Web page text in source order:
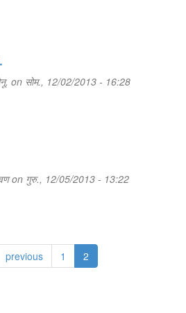
on सोम., 12/02/2013 - 16:28
on गुरु., 12/05/2013 - 13:22
previous 1 2